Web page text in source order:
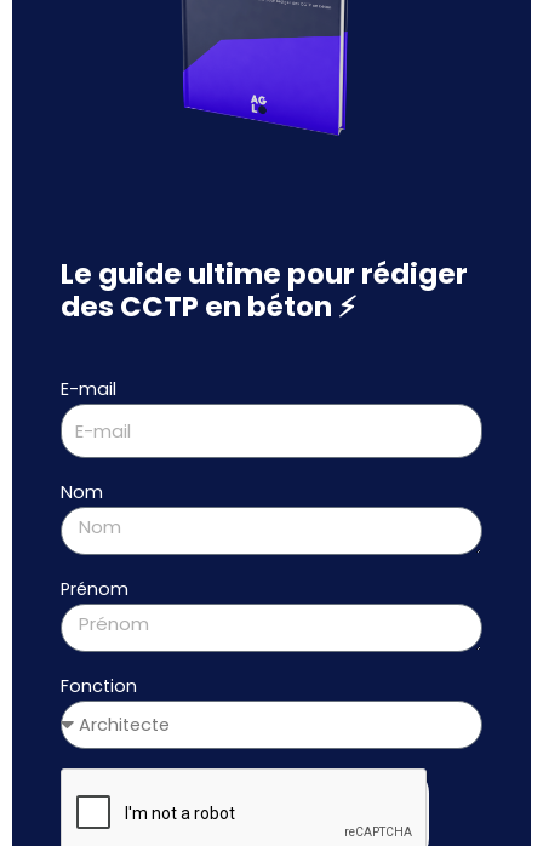
Le guide ultime pour rédiger
des CCTP en béton ⚡
E-mail
Nom
Prénom
Fonction